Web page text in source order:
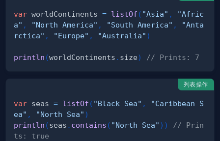
var worldContinents = listOf ( "Asia" ,
"Afric
a" , "North America" , "South America" ,
"Anta
rctica" , "Europe" , "Australia" )
println (worldContinents . size) // Prints: 7
列表操作
var seas = listOf ( "Black Sea" ,
"Caribbean S
ea" , "North Sea" )
println (seas . contains ( "North Sea" ) )
// Prin
ts: true